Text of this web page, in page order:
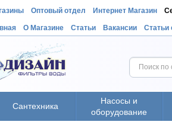
Оптовый отдел Интернет Магазин
О Магазине Статьи Вакансии Статьи
Сантехника
Насосы и
оборудование